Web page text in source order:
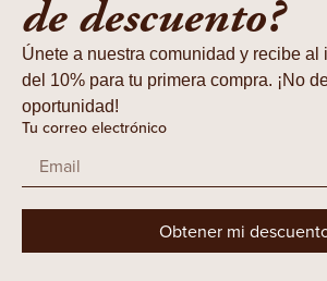
de descuento?
Únete a nuestra comunidad y recibe al
del 10% para tu primera compra. ¡No
oportunidad!
Tu correo electrónico
Obtener mi